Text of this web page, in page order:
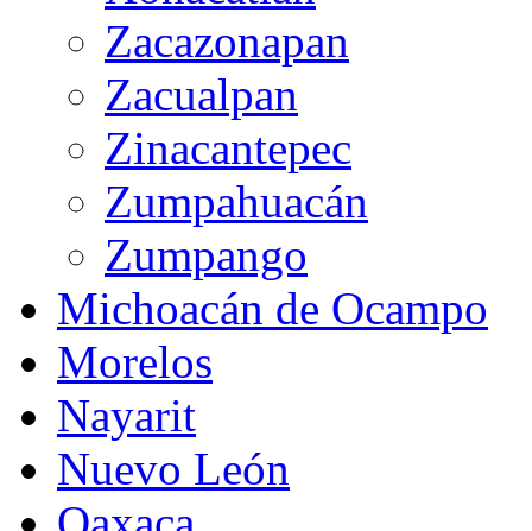
Zacazonapan
Zacualpan
Zinacantepec
Zumpahuacán
Zumpango
Michoacán de Ocampo
Morelos
Nayarit
Nuevo León